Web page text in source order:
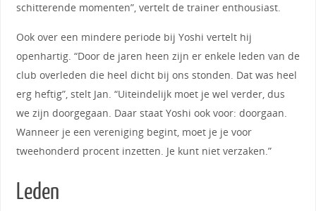
schitterende momenten”, vertelt de trainer enthousiast.
Ook over een mindere periode bij Yoshi vertelt hij
openhartig. “Door de jaren heen zijn er enkele leden van de
club overleden die heel dicht bij ons stonden. Dat was heel
erg heftig”, stelt Jan. “Uiteindelijk moet je wel verder, dus
we zijn doorgegaan. Daar staat Yoshi ook voor: doorgaan.
Wanneer je een vereniging begint, moet je je voor
tweehonderd procent inzetten. Je kunt niet verzaken.”
Leden